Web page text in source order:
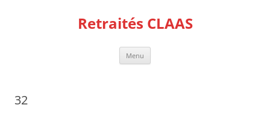
Retraités CLAAS
Menu
32